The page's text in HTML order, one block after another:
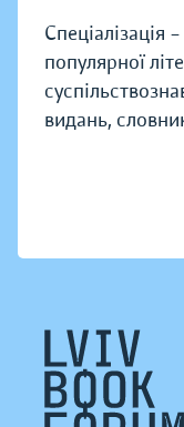
Спеціалізація
популярної
видань,